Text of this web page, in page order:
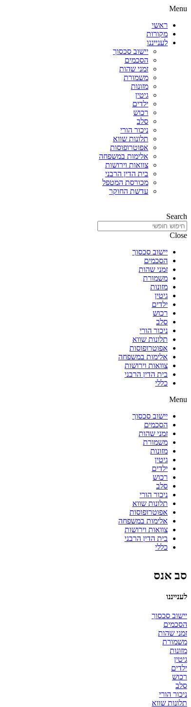
Menu
ראשי
מקורות
לענייננו
יישוב סכסוך
הסכמים
זמני שהות
משמורת
מזונות
גיטין
ילדים
רכוש
סלב
ניכור הורי
תלונות שווא
אפוטרופוסות
אלימות במשפחה
צוואות וירושות
בית הדין הרבני
מכורסת המטפל
עדשת החוקר
Search
Close
יישוב סכסוך
הסכמים
זמני שהות
משמורת
מזונות
גיטין
ילדים
רכוש
סלב
ניכור הורי
תלונות שווא
אפוטרופוסות
אלימות במשפחה
צוואות וירושות
בית הדין הרבני
כללי
Menu
יישוב סכסוך
הסכמים
זמני שהות
משמורת
מזונות
גיטין
ילדים
רכוש
סלב
ניכור הורי
תלונות שווא
אפוטרופוסות
אלימות במשפחה
צוואות וירושות
בית הדין הרבני
כללי
סב אנס
לענייננו
יישוב סכסוך
הסכמים
זמני שהות
משמורת
מזונות
גיטין
ילדים
רכוש
סלב
ניכור הורי
תלונות שווא